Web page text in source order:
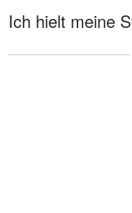
Ich hielt meine